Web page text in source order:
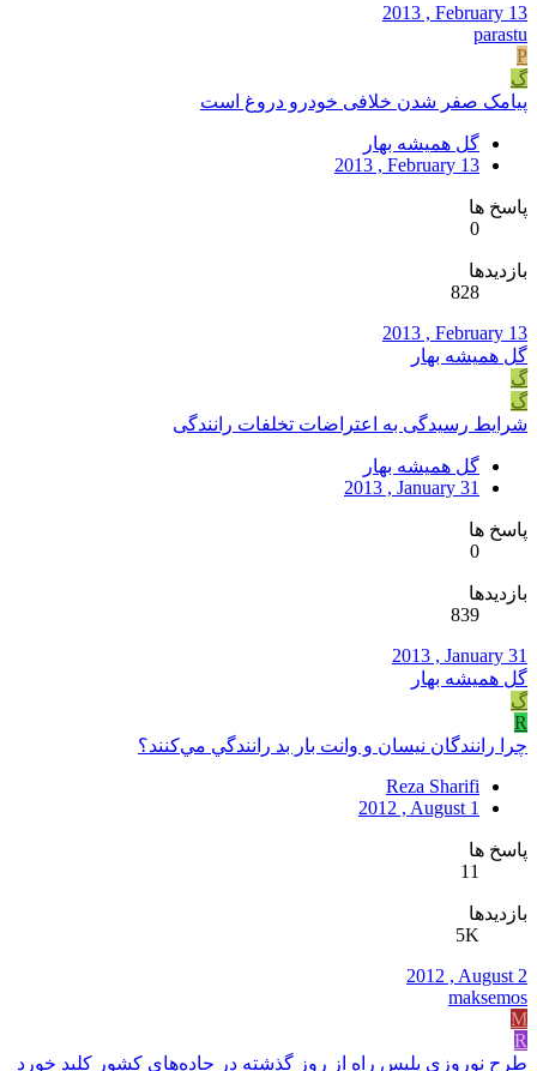
2013 , February 13
parastu
P
گ
پیامک صفر شدن خلافی خودرو دروغ است
گل همیشه بهار
2013 , February 13
پاسخ ها
0
بازدیدها
828
2013 , February 13
گل همیشه بهار
گ
گ
شرایط رسیدگی به اعتراضات تخلفات رانندگی
گل همیشه بهار
2013 , January 31
پاسخ ها
0
بازدیدها
839
2013 , January 31
گل همیشه بهار
گ
R
چرا رانندگان نيسان و وانت بار بد رانندگي مي‌كنند؟
Reza Sharifi
2012 , August 1
پاسخ ها
11
بازدیدها
5K
2012 , August 2
maksemos
M
R
طرح نوروزي پليس راه از روز گذشته در جاده‌هاي كشور كليد خورد